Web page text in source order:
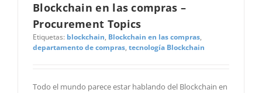
Blockchain en las compras –
Procurement Topics
Etiquetas: blockchain, Blockchain en las compras,
departamento de compras, tecnología Blockchain
Todo el mundo parece estar hablando del Blockchain en